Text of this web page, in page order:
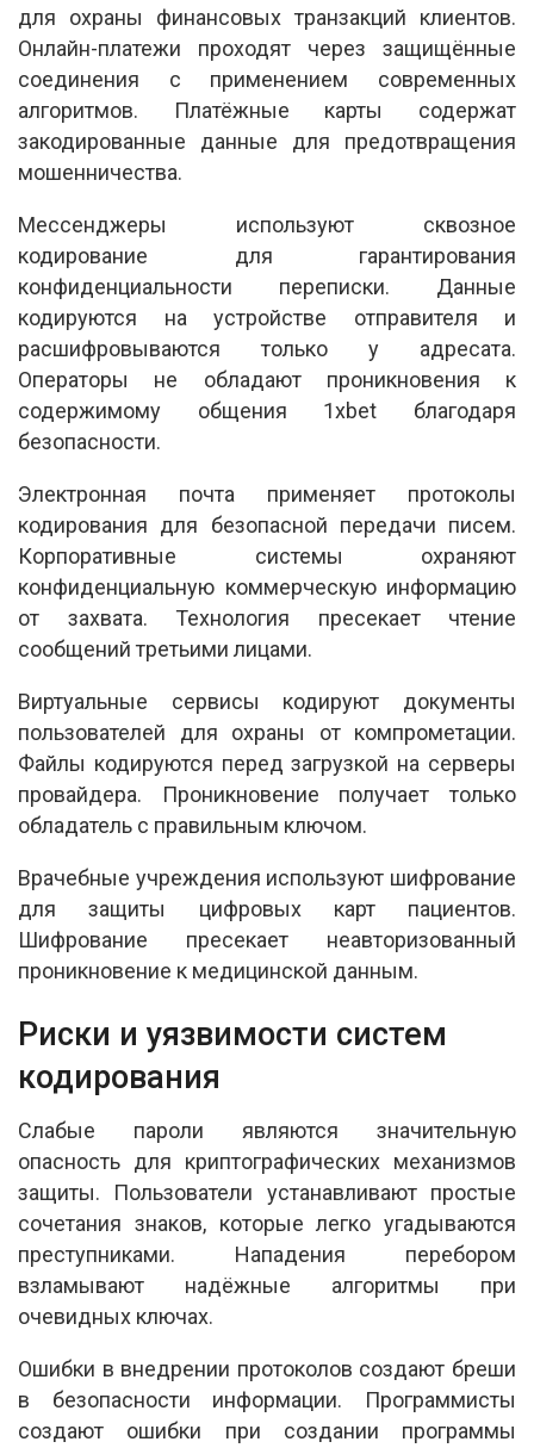
для охраны финансовых транзакций клиентов.
Онлайн-платежи проходят через защищённые
соединения с применением современных
алгоритмов. Платёжные карты содержат
закодированные данные для предотвращения
мошенничества.
Мессенджеры используют сквозное
кодирование для гарантирования
конфиденциальности переписки. Данные
кодируются на устройстве отправителя и
расшифровываются только у адресата.
Операторы не обладают проникновения к
содержимому общения 1xbet благодаря
безопасности.
Электронная почта применяет протоколы
кодирования для безопасной передачи писем.
Корпоративные системы охраняют
конфиденциальную коммерческую информацию
от захвата. Технология пресекает чтение
сообщений третьими лицами.
Виртуальные сервисы кодируют документы
пользователей для охраны от компрометации.
Файлы кодируются перед загрузкой на серверы
провайдера. Проникновение получает только
обладатель с правильным ключом.
Врачебные учреждения используют шифрование
для защиты цифровых карт пациентов.
Шифрование пресекает неавторизованный
проникновение к медицинской данным.
Риски и уязвимости систем
кодирования
Слабые пароли являются значительную
опасность для криптографических механизмов
защиты. Пользователи устанавливают простые
сочетания знаков, которые легко угадываются
преступниками. Нападения перебором
взламывают надёжные алгоритмы при
очевидных ключах.
Ошибки в внедрении протоколов создают бреши
в безопасности информации. Программисты
создают ошибки при создании программы